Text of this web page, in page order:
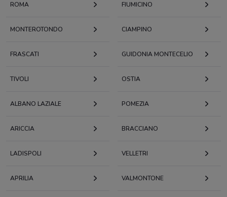
ROMA FIUMICINO
MONTEROTONDO CIAMPINO
FRASCATI GUIDONIA MONTECELIO
TIVOLI OSTIA
ALBANO LAZIALE POMEZIA
ARICCIA BRACCIANO
LADISPOLI VELLETRI
APRILIA VALMONTONE